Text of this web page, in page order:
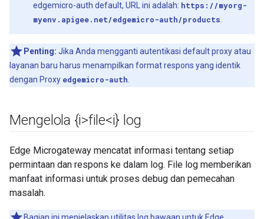
edgemicro-auth default, URL ini adalah: https://myorg-
myenv.apigee.net/edgemicro-auth/products
Penting: Jika Anda mengganti autentikasi default proxy atau
layanan baru harus menampilkan format respons yang identik
dengan Proxy edgemicro-auth
Mengelola {i>file<i} log
Edge Microgateway mencatat informasi tentang setiap
permintaan dan respons ke dalam log. File log memberikan
manfaat informasi untuk proses debug dan pemecahan
masalah.